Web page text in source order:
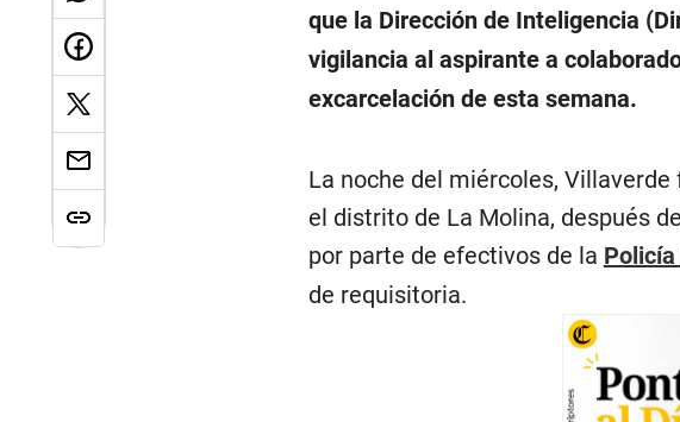
que la Dirección de Inteligencia
vigilancia al aspirante a
excarcelación de esta semana.
La noche del miércoles,
el distrito de La Molina, después
por parte de efectivos de la
de requisitoria.